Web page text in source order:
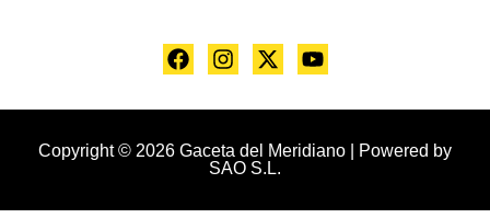
Copyright © 2026 Gaceta del Meridiano | Powered by
SAO S.L.